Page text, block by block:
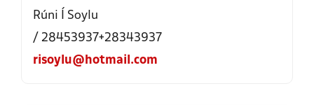
Rúni Í Soylu
/ 28453937+28343937
risoylu@hotmail.com